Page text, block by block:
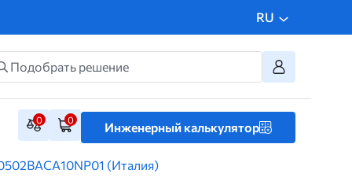
RU
0 0 Инженерный калькулятор
(Италия)